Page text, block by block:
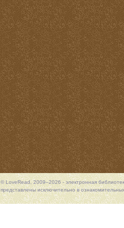
© LoveRead, 2009–2026 - электронная
представлены исключительно в